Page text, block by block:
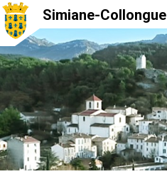
Simiane-Collongue